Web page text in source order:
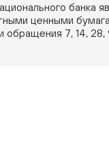
банка
ценными
обращения 7, 14, 28,